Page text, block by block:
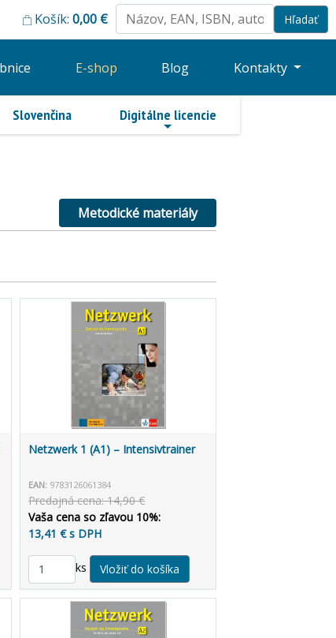
Košík: 0,00 €
E-shop Blog Kontakty
Slovenčina Digitálne licencie
Metodické materiály
Netzwerk 1 (A1) – Intensivtrainer
EAN: 9783126061384
Predajná cena: 14,90 €
Vaša cena so zľavou 10%:
13,41 € s DPH
ks